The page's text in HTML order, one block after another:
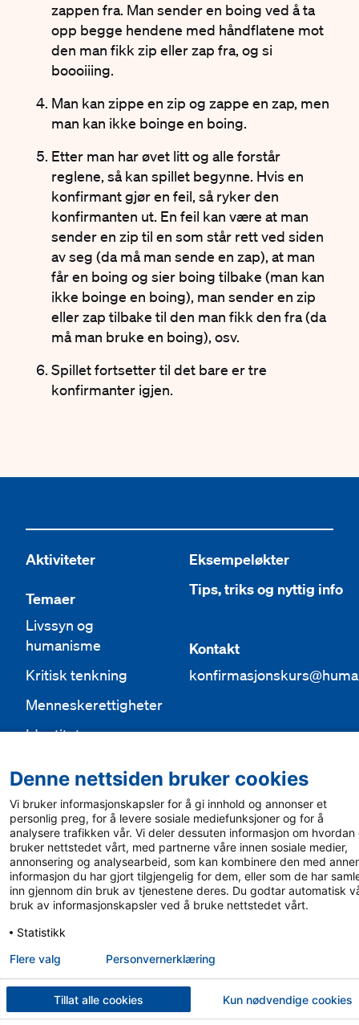
zappen fra. Man sender en boing ved å ta
opp begge hendene med håndflatene mot
den man fikk zip eller zap fra, og si
boooiiing.
Man kan zippe en zip og zappe en zap, men
man kan ikke boinge en boing.
Etter man har øvet litt og alle forstår
reglene, så kan spillet begynne. Hvis en
konfirmant gjør en feil, så ryker den
konfirmanten ut. En feil kan være at man
sender en zip til en som står rett ved siden
av seg (da må man sende en zap), at man
får en boing og sier boing tilbake (man kan
ikke boinge en boing), man sender en zip
eller zap tilbake til den man fikk den fra (da
må man bruke en boing), osv.
Spillet fortsettertil det bare er tre
konfirmanter igjen.
Aktiviteter
Temaer
Livssyn og
humanisme
Kritisk tenkning
Menneskerettigheter
Identitet
Eksempeløkter
Tips, triks og nyttig info
Kontakt
Denne nettsiden bruker cookies
Vi bruker informasjonskapsler for å gi innhold og annonser et
personlig preg, for å levere sosiale mediefunksjoner og for å
analysere trafikken vår. Vi deler dessuten informasjon om hvordan
bruker nettstedet vårt, med partnerne våre innen sosiale medier,
annonsering og analysearbeid, som kan kombinere den med
informasjon du har gjort tilgjengelig for dem, eller som de har
inn gjennom din bruk av tjenestene deres. Du godtar automatisk
bruk av informasjonskapsler ved å bruke nettstedet vårt.
Statistikk
Tillat alle cookies Kun nødvendige cookies
Flere valg Personvern­erklæring